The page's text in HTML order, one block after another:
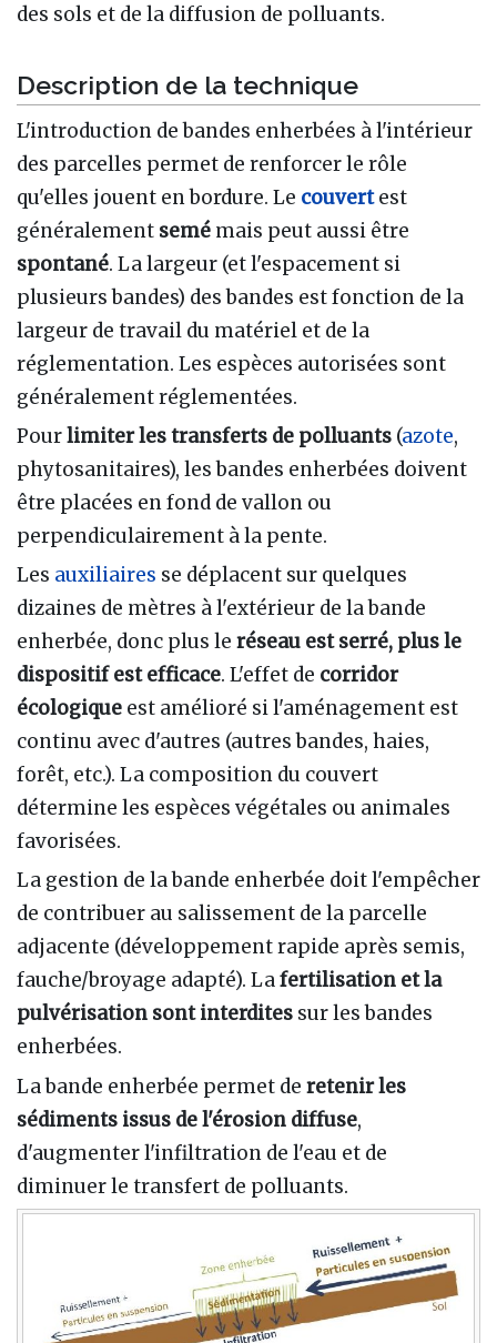
des sols et de la diffusion de polluants.
Description de la technique
L'introduction de bandes enherbées à l'intérieur
des parcelles permet de renforcer le rôle
qu'elles jouent en bordure. Le couvertest
généralement semé mais peut aussi être
spontané. La largeur (et l'espacement si
plusieurs bandes) des bandes est fonction de la
largeur de travail du matériel et de la
réglementation. Les espèces autorisées sont
généralement réglementées.
Pourlimiter les transferts de polluants (azote,
phytosanitaires), les bandes enherbées doivent
être placées en fond de vallon ou
perpendiculairement à la pente.
Les auxiliaires se déplacent sur quelques
dizaines de mètres à l'extérieur de la bande
enherbée, donc plus le réseau est serré, plus le
dispositif est efficace. L'effet de corridor
écologique est amélioré si l'aménagement est
continu avec d'autres (autres bandes, haies,
forêt, etc.). La composition du couvert
détermine les espèces végétales ou animales
favorisées.
La gestion de la bande enherbée doit l'empêcher
de contribuer au salissement de la parcelle
adjacente (développement rapide après semis,
fauche/broyage adapté). Lafertilisation et la
pulvérisation sont interdites sur les bandes
enherbées.
La bande enherbée permet de retenir les
sédiments issus de l'érosion diffuse,
d'augmenter l'infiltration de l'eau et de
diminuer le transfert de polluants.